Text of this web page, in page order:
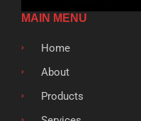
MAIN MENU
Home
About
Products